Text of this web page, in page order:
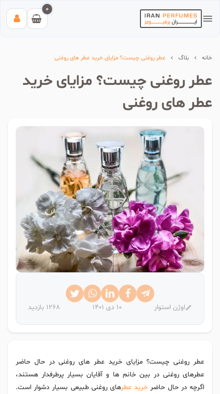
0
بیشترین جستجوی‌های اخیر:
#عطر زنانه بیک #اینوکتوس پاکورابان #بلک افغان
خانه بلاگ عطر روغنی چیست؟ مزایای خرید عطر های روغنی
عطر روغنی چیست؟ مزایای خرید
عطر های روغنی
اوژن استوار 10 دی 1401 1268 بازدید
عطر روغنی چیست؟ مزایای خرید عطر های روغنی در حال حاضر
عطرهای روغنی در بین خانم ها و آقایان بسیار پرطرفدار هستند،
اگرچه در حال حاضر خرید عطرهای روغنی طبیعی بسیار دشوار است.